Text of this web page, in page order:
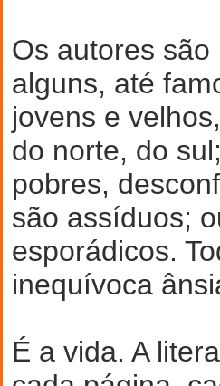
Os autores
alguns, até
jovens e
do norte, do
pobres,
são assíduos;
esporádicos.
inequívoca
É a vida. A